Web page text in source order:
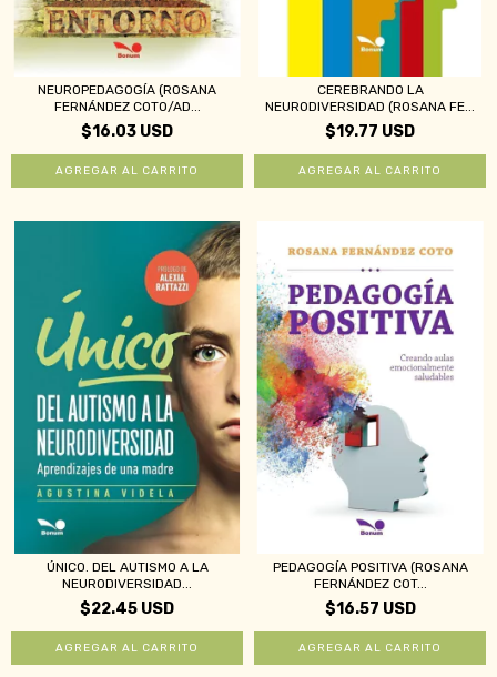
NEUROPEDAGOGÍA (ROSANA
FERNÁNDEZ COTO/AD...
$16.03 USD
CEREBRANDO LA
NEURODIVERSIDAD (ROSANA FE...
$19.77 USD
ÚNICO. DEL AUTISMO A LA
NEURODIVERSIDAD...
$22.45 USD
PEDAGOGÍA POSITIVA (ROSANA
FERNÁNDEZ COT...
$16.57 USD